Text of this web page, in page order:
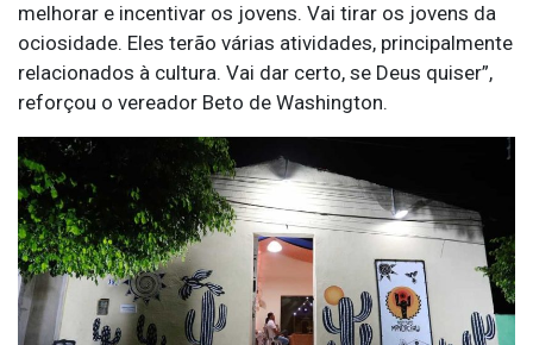
melhorar e incentivar os jovens. Vai tirar os jovens da
ociosidade. Eles terão várias atividades, principalmente
relacionados à cultura. Vai dar certo, se Deus quiser”,
reforçou o vereador Beto de Washington.